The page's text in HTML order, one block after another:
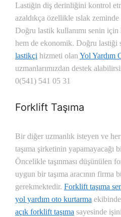
Lastiğin diş derinliğini kontrol
azaldıkça özellikle ıslak
Doğru lastik kullanımı senin
hem de ekonomik. Doğru lastiği
lastikçi hizmeti olan Yol Yardım
uzmanlarımızdan destek
0(541) 541 05 31
Forklift Taşıma
Bir diğer uzmanlık isteyen ve her
taşıma şirketinin yapamayacağı
Öncelikle taşınması düşünülen
uygun bir taşıma aracının firma
gerekmektedir. Forklift taşıma
yol yardım oto kurtarma
açık forklift taşıma sayesinde